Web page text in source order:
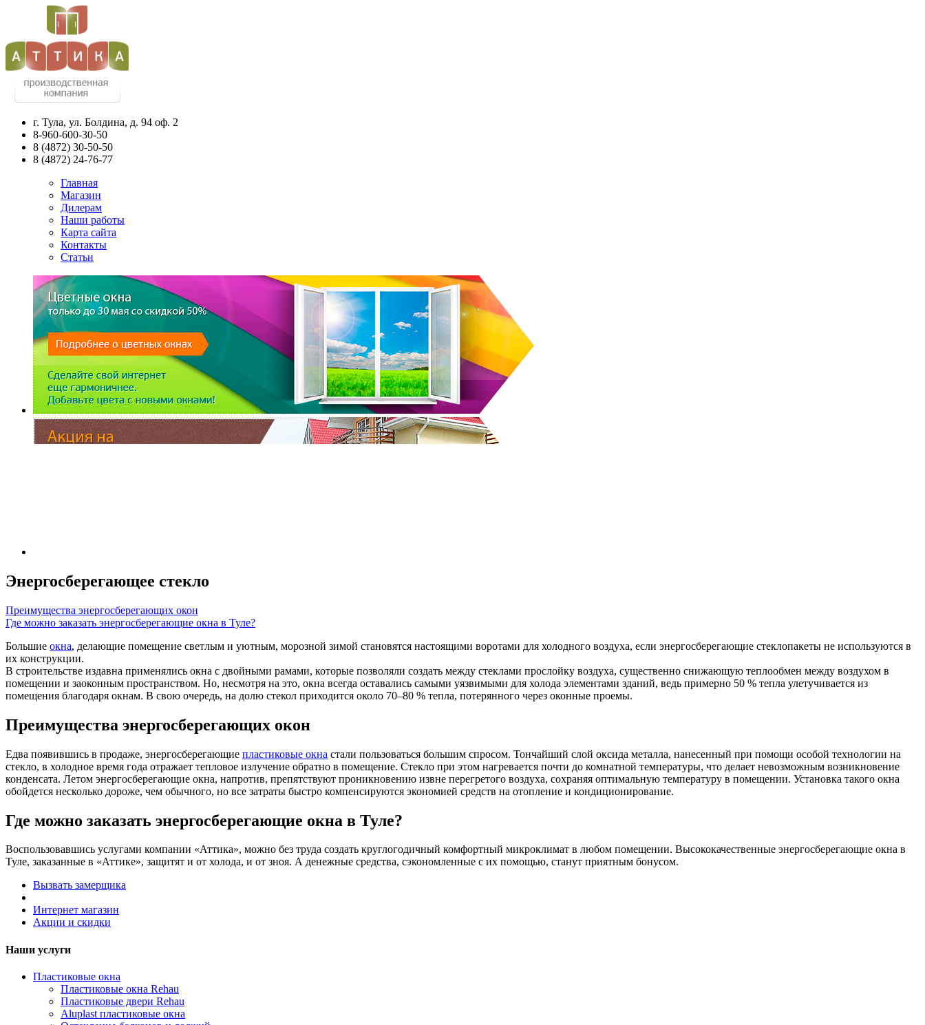
г. Тула, ул. Болдина, д. 94 оф. 2
8-960-600-30-50
8 (4872) 30-50-50
8 (4872) 24-76-77
Главная
Магазин
Дилерам
Наши работы
Карта сайта
Контакты
Статьи
Энергосберегающее стекло
Преимущества энергосберегающих окон
Где можно заказать энергосберегающие окна в Туле?
Большие окна, делающие помещение светлым и уютным, морозной зимой становятся настоящими воротами для холодного воздуха, если энергосберегающие стеклопакеты не используются в
их конструкции.
В строительстве издавна применялись окна с двойными рамами, которые позволяли создать между стеклами прослойку воздуха, существенно снижающую теплообмен между воздухом в
помещении и заоконным пространством. Но, несмотря на это, окна всегда оставались самыми уязвимыми для холода элементами зданий, ведь примерно 50 % тепла улетучивается из
помещения благодаря окнам. В свою очередь, на долю стекол приходится около 70–80 % тепла, потерянного через оконные проемы.
Преимущества энергосберегающих окон
Едва появившись в продаже, энергосберегающие пластиковые окна стали пользоваться большим спросом. Тончайший слой оксида металла, нанесенный при помощи особой технологии на
стекло, в холодное время года отражает тепловое излучение обратно в помещение. Стекло при этом нагревается почти до комнатной температуры, что делает невозможным возникновение
конденсата. Летом энергосберегающие окна, напротив, препятствуют проникновению извне перегретого воздуха, сохраняя оптимальную температуру в помещении. Установка такого окна
обойдется несколько дороже, чем обычного, но все затраты быстро компенсируются экономией средств на отопление и кондиционирование.
Где можно заказать энергосберегающие окна в Туле?
Воспользовавшись услугами компании «Аттика», можно без труда создать круглогодичный комфортный микроклимат в любом помещении. Высококачественные энергосберегающие окна в
Туле, заказанные в «Аттике», защитят и от холода, и от зноя. А денежные средства, сэкономленные с их помощью, станут приятным бонусом.
Вызвать замерщика
Интернет магазин
Акции и скидки
Наши услуги
Пластиковые окна
Пластиковые окна Rehau
Пластиковые двери Rehau
Aluplast пластиковые окна